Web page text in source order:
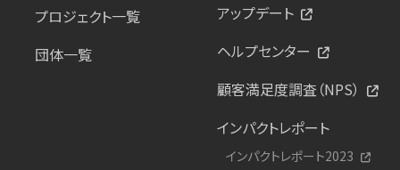
プロジェクト一覧
団体一覧
アップデート
ヘルプセンター
顧客満足度調査（NPS）
インパクトレポート
インパクトレポート2023